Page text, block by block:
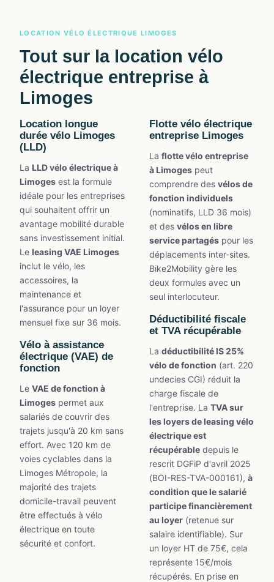
LOCATION VÉLO ÉLECTRIQUE LIMOGES
Tout sur la location vélo
électrique entreprise à
Limoges
Location longue
durée vélo Limoges
(LLD)
La LLD vélo électrique à
Limoges est la formule
idéale pour les entreprises
qui souhaitent offrir un
avantage mobilité durable
sans investissement initial.
Le leasing VAE Limoges
inclut le vélo, les
accessoires, la
maintenance et
l'assurance pour un loyer
mensuel fixe sur 36 mois.
Vélo à assistance
électrique (VAE) de
fonction
Le VAE de fonction à
Limoges permet aux
salariés de couvrir des
trajets jusqu'à 20 km sans
effort. Avec 120 km de
voies cyclables dans la
Limoges Métropole, la
majorité des trajets
domicile-travail peuvent
être effectués à vélo
électrique en toute
sécurité et confort.
Flotte vélo électrique
entreprise Limoges
La flotte vélo entreprise
à Limoges peut
comprendre des vélos de
fonction individuels
(nominatifs, LLD 36 mois)
et des vélos en libre
service partagés pour les
déplacements inter-sites.
Bike2Mobility gère les
deux formules avec un
seul interlocuteur.
Déductibilité fiscale
et TVA récupérable
La déductibilité IS 25%
vélo de fonction (art. 220
undecies CGI) réduit la
charge fiscale de
l'entreprise. La TVA sur
les loyers de leasing vélo
électrique est
récupérable depuis le
rescrit DGFiP d'avril 2025
(BOI-RES-TVA-000161), à
condition que le salarié
participe financièrement
au loyer (retenue sur
salaire identifiable). Sur
un loyer HT de 75€, cela
représente 15€/mois
récupérés. En prise en